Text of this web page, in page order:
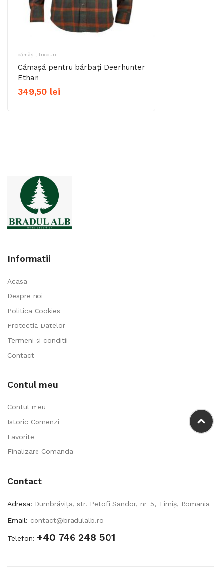
cămăși , tricouri
Cămașă pentru bărbați Deerhunter
Ethan
349,50 lei
Informatii
Acasa
Despre noi
Politica Cookies
Protectia Datelor
Termeni si conditii
Contact
Contul meu
Contul meu
Istoric Comenzi
Favorite
Finalizare Comanda
Contact
Adresa: Dumbrăvița, str. Petofi Sandor, nr. 5, Timiș, Romania
Email: contact@bradulalb.ro
Telefon: +40 746 248 501